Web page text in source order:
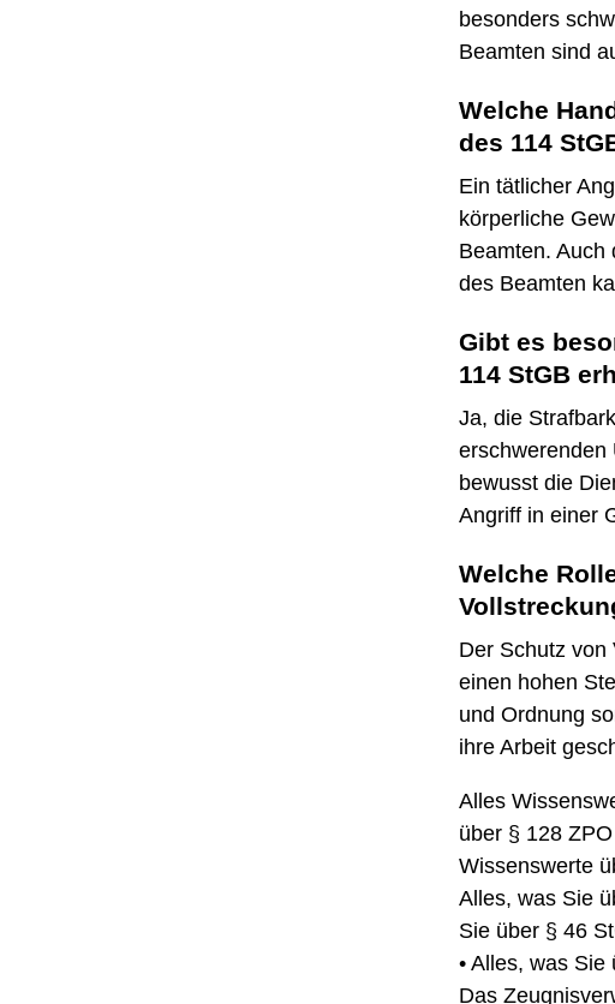
besonders
Beamten sind
Welche
des 114
Ein tätlicher
körperliche
Beamten. Auch
des Beamten
Gibt es
114 StGB
Ja, die
erschwerenden
bewusst die
Angriff in einer
Welche
Der Schutz von
einen hohen
und Ordnung
ihre Arbeit
Alles
über § 128
Wissenswerte
Alles, was Sie
Sie über § 46
• Alles, was Sie
Das